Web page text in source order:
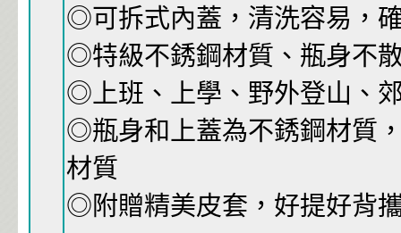
◎可拆式內蓋，清洗容易，
◎特級不銹鋼材質、瓶身不
◎上班、上學、野外登山、
◎瓶身和上蓋為不銹鋼材質
材質
◎附贈精美皮套，好提好背